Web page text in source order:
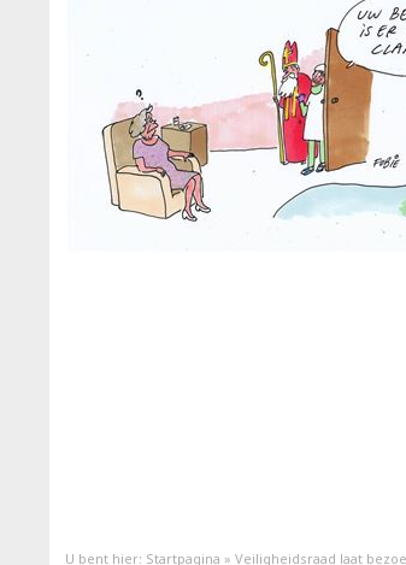
U bent hier: Startpagina » Veiligheidsraad laat